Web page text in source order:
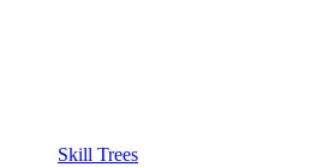
Skill Trees